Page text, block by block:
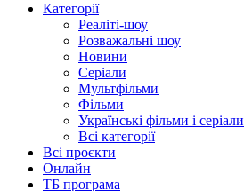
Категорії
Реаліті-шоу
Розважальні шоу
Новини
Серіали
Мультфільми
Фільми
Українські фільми і серіали
Всі категорії
Всі проєкти
Онлайн
ТБ програма